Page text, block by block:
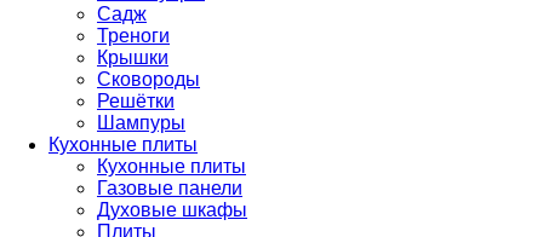
Садж
Треноги
Крышки
Сковороды
Решётки
Шампуры
Кухонные плиты
Кухонные плиты
Газовые панели
Духовые шкафы
Плиты